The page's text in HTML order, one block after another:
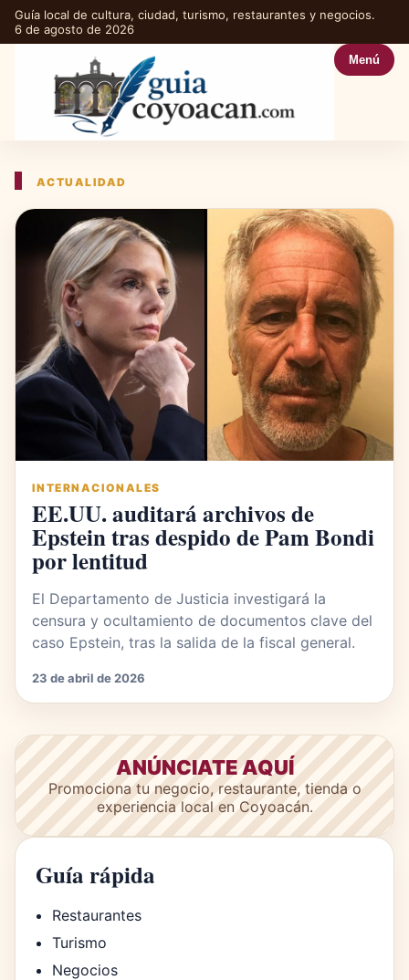
Guía local de cultura, ciudad, turismo, restaurantes y negocios.
6 de agosto de 2026
Menú
ACTUALIDAD
INTERNACIONALES
EE.UU. auditará archivos de
Epstein tras despido de Pam Bondi
por lentitud
El Departamento de Justicia investigará la
censura y ocultamiento de documentos clave del
caso Epstein, tras la salida de la fiscal general.
23 de abril de 2026
ANÚNCIATE AQUÍ
Promociona tu negocio, restaurante, tienda o
experiencia local en Coyoacán.
Guía rápida
Restaurantes
Turismo
Negocios